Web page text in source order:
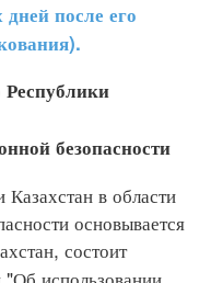
после его
безопасности
в области
основывается
состоит